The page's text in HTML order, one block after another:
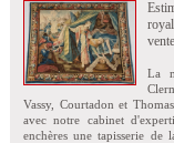
vente
La
Vassy, Courtadon et
avec notre cabinet
enchères une tapisserie